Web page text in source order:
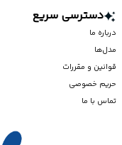
دسترسی سریع
درباره ما
مدل‌ها
قوانین و مقررات
حریم خصوصی
تماس با ما